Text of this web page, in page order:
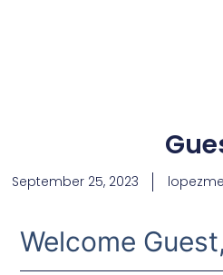
September 25, 2023
Welcome Guest,